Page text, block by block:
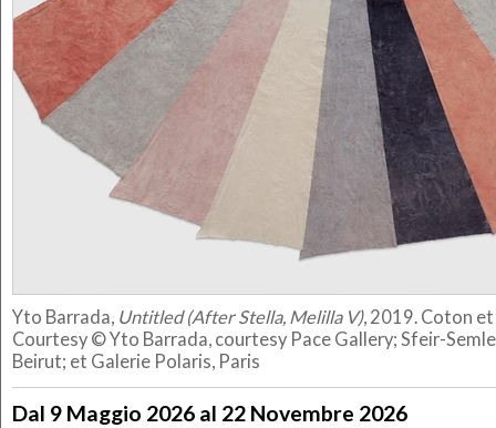
Yto Barrada, Untitled (After Stella, Melilla V), 2019. Coton
Courtesy ©️ Yto Barrada, courtesy Pace Gallery; Sfeir-
Beirut; et Galerie Polaris, Paris
Dal 9 Maggio 2026 al 22 Novembre 2026